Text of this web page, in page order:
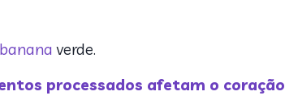
banana verde.
processados afetam o coração